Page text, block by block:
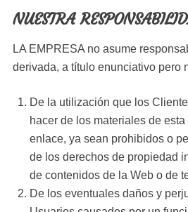
NUESTRA
LA EMPRESA no asume
derivada, a título enunciativo pero
De la utilización que los
hacer de los materiales de
enlace, ya sean prohibidos o
de los derechos de propiedad
de contenidos de la Web o de
De los eventuales daños y